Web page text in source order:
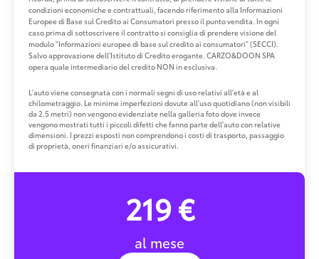
condizioni economiche e contrattuali, facendo riferimento alla Informazioni
Europee di Base sul Credito ai Consumatori presso il punto vendita. In ogni
caso prima di sottoscrivere il contratto si consiglia di prendere visione del
modulo "Informazioni europee di base sul credito ai consumatori" (SECCI).
Salvo approvazione dell'Istituto di Credito erogante. CARZO&DOON SPA
opera quale intermediario del credito NON in esclusiva.
L'auto viene consegnata con i normali segni di uso relativi all'età e al
chilometraggio. Le minime imperfezioni dovute all'uso quotidiano (non visibili
da 2.5 metri) non vengono evidenziate nella galleria foto dove invece
vengono mostrati tutti i piccoli difetti che fanno parte dell'auto con relative
dimensioni. I prezzi esposti non comprendono i costi di trasporto, passaggio
di proprietà, oneri finanziari e/o assicurativi.
219 €
al mese